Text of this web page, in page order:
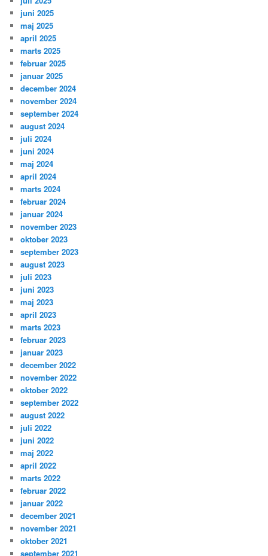
juni 2025
maj 2025
april 2025
marts 2025
februar 2025
januar 2025
december 2024
november 2024
september 2024
august 2024
juli 2024
juni 2024
maj 2024
april 2024
marts 2024
februar 2024
januar 2024
november 2023
oktober 2023
september 2023
august 2023
juli 2023
juni 2023
maj 2023
april 2023
marts 2023
februar 2023
januar 2023
december 2022
november 2022
oktober 2022
september 2022
august 2022
juli 2022
juni 2022
maj 2022
april 2022
marts 2022
februar 2022
januar 2022
december 2021
november 2021
oktober 2021
september 2021